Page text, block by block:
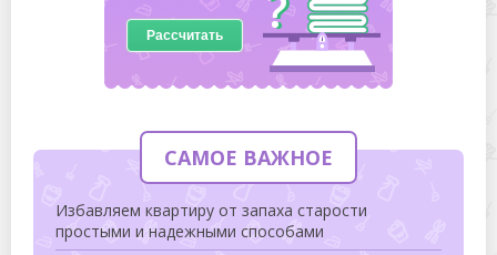
Рассчитать
САМОЕ ВАЖНОЕ
Избавляем квартиру от запаха старости
простыми и надежными способами